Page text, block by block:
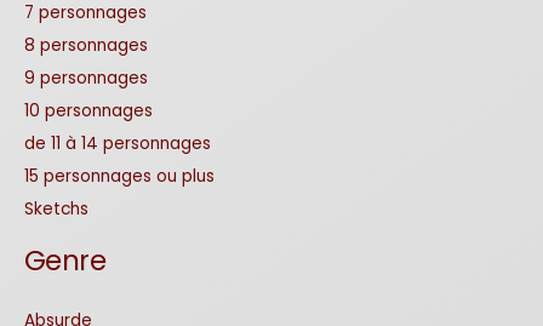
7 personnages
8 personnages
9 personnages
10 personnages
de 11 à 14 personnages
15 personnages ou plus
Sketchs
Genre
Absurde